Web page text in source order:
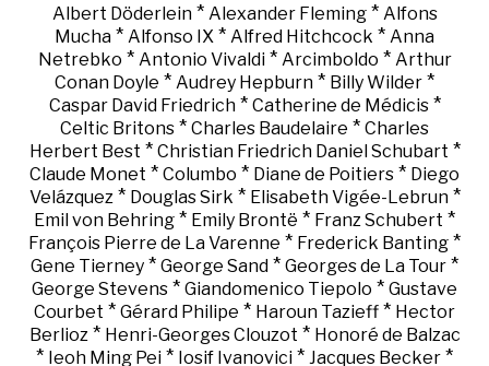
Albert Döderlein* Alexander Fleming* Alfons
Mucha * Alfonso IX * Alfred Hitchcock * Anna
Netrebko * Antonio Vivaldi* Arcimboldo * Arthur
Conan Doyle * Audrey Hepburn * Billy Wilder *
Caspar David Friedrich* Catherine de Médicis*
Celtic Britons * Charles Baudelaire * Charles
Herbert Best * Christian Friedrich Daniel Schubart *
Claude Monet * Columbo * Diane de Poitiers * Diego
Velázquez* Douglas Sirk * Elisabeth Vigée-Lebrun*
Emil von Behring * Emily Brontë * Franz Schubert *
François Pierre de La Varenne * Frederick Banting *
Gene Tierney * George Sand * Georges de La Tour *
George Stevens * Giandomenico Tiepolo * Gustave
Courbet * Gérard Philipe * Haroun Tazieff * Hector
Berlioz* Henri-Georges Clouzot * Honoré de Balzac
* Ieoh Ming Pei * Iosif Ivanovici * Jacques Becker *